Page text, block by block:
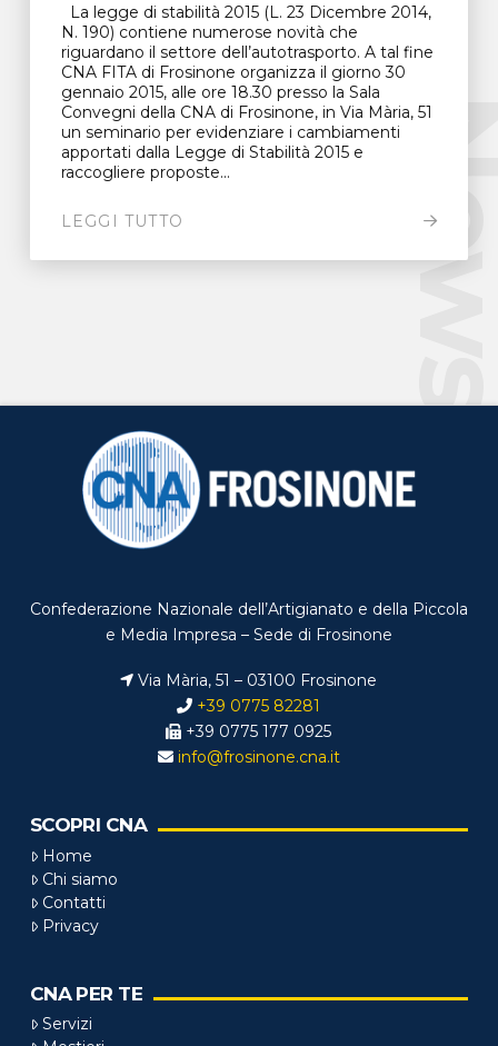
La legge di stabilità 2015 (L. 23 Dicembre 2014,
N. 190) contiene numerose novità che
riguardano il settore dell’autotrasporto. A tal fine
CNA FITA di Frosinone organizza il giorno 30
gennaio 2015, alle ore 18.30 presso la Sala
Convegni della CNA di Frosinone, in Via Mària, 51
un seminario per evidenziare i cambiamenti
apportati dalla Legge di Stabilità 2015 e
raccogliere proposte...
LEGGI TUTTO
Confederazione Nazionale dell’Artigianato e della Piccola
e Media Impresa – Sede di Frosinone
Via Mària, 51 – 03100 Frosinone
+39 0775 82281
+39 0775 177 0925
info@frosinone.cna.it
SCOPRI CNA
Home
Chi siamo
Contatti
Privacy
CNA PER TE
Servizi